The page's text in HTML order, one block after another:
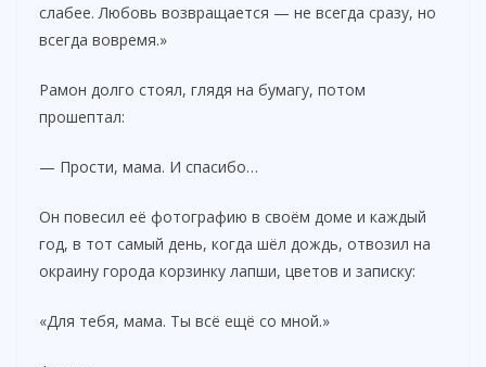
слабее. Любовь возвращается — не всегда сразу, но
всегда вовремя.»
Рамон долго стоял, глядя на бумагу, потом
прошептал:
— Прости, мама. И спасибо…
Он повесил её фотографию в своём доме и каждый
год, в тот самый день, когда шёл дождь, отвозил на
окраину города корзинку лапши, цветов и записку:
«Для тебя, мама. Ты всё ещё со мной.»